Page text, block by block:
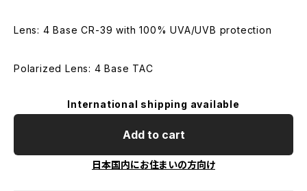
Lens: 4 Base CR-39 with 100% UVA/UVB protection
Polarized Lens: 4 Base TAC
International shipping available
Add to cart
日本国内にお住まいの方向け